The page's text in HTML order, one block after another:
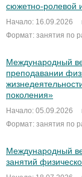
сюжетно-ролевой
Начало: 16.09.2026
Формат: занятия по
Международный
преподавании
поколения»
Начало: 05.09.2026
Формат: занятия по
Международный
занятий